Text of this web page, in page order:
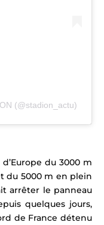
(@stadion_actu)
du 3000 m
du 5000 m en plein
arrêter le panneau
quelques jours,
de France détenu